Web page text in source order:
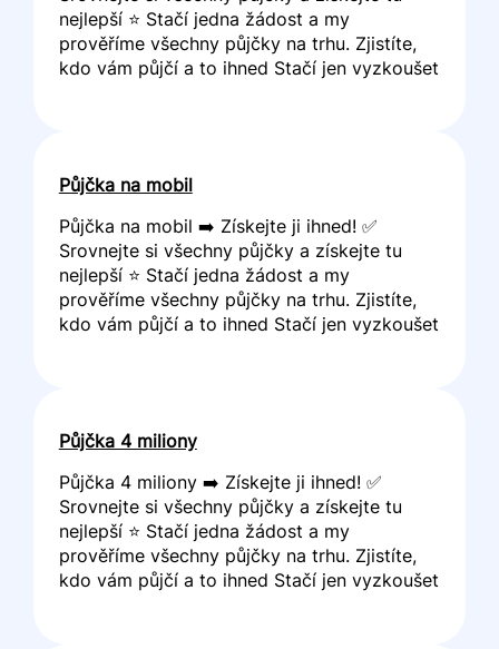
nejlepší ⭐ Stačí jedna žádost a my
prověříme všechny půjčky na trhu. Zjistíte,
kdo vám půjčí a to ihned Stačí jen vyzkoušet
Půjčka na mobil
Půjčka na mobil ➡️ Získejte ji ihned! ✅
Srovnejte si všechny půjčky a získejte tu
nejlepší ⭐ Stačí jedna žádost a my
prověříme všechny půjčky na trhu. Zjistíte,
kdo vám půjčí a to ihned Stačí jen vyzkoušet
Půjčka 4 miliony
Půjčka 4 miliony ➡️ Získejte ji ihned! ✅
Srovnejte si všechny půjčky a získejte tu
nejlepší ⭐ Stačí jedna žádost a my
prověříme všechny půjčky na trhu. Zjistíte,
kdo vám půjčí a to ihned Stačí jen vyzkoušet